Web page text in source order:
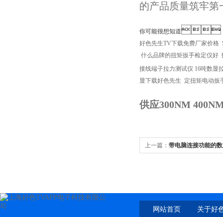
的产品质量筑牢第一
你可能很想知道
好色先生TV下载免费厂家价格
什么品牌的扭矩扳手检定仪好
接线端子拉力测试仪 16吨数显
显下载好色先生 定扭矩电动扳
供应300NM
上一篇： 带电脑连接功能的
网站首页 关于好